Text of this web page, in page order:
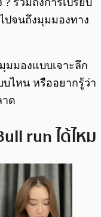
รวมถึงการเปรียบ
ปจนถึงมุมมองทาง
มมองแบบเจาะลึก
ไหน หรืออยากรู้ว่า
าด
run ได้ไหม